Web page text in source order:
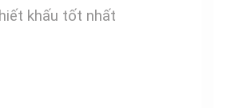
khấu tốt nhất